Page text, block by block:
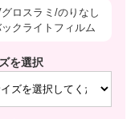
グロスラミ/のりなし
クライトフィルム
を選択